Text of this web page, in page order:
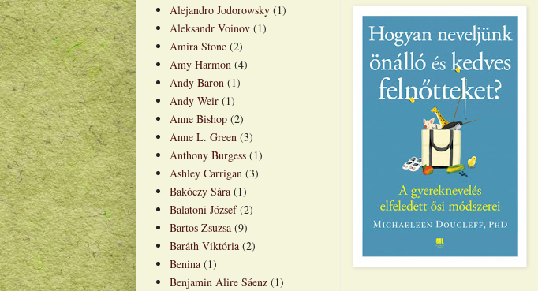
Alejandro Jodorowsky (1)
Aleksandr Voinov (1)
Amira Stone (2)
Amy Harmon (4)
Andy Baron (1)
Andy Weir (1)
Anne Bishop (2)
Anne L. Green (3)
Anthony Burgess (1)
Ashley Carrigan (3)
Bakóczy Sára (1)
Balatoni József (2)
Bartos Zsuzsa (9)
Baráth Viktória (2)
Benina (1)
Benjamin Alire Sáenz (1)